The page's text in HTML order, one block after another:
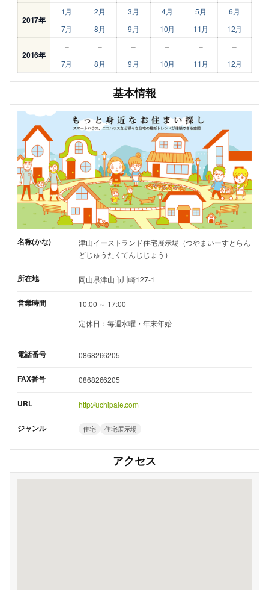
2017年
1月 2月 3月 4月 5月
6月
7月
8月 9月 10月 11月 12月
2016年
– – – – –
–
7月
8月 9月 10月 11月 12月
基本情報
名称(かな)
津山イーストランド住宅展示場（つやまいーすとらん
どじゅうたくてんじじょう）
所在地 岡山県津山市川崎127-1
営業時間
10:00 ～ 17:00
定休日：毎週水曜・年末年始
電話番号 0868266205
FAX番号 0868266205
URL http://uchipale.com
ジャンル 住宅 住宅展示場
アクセス